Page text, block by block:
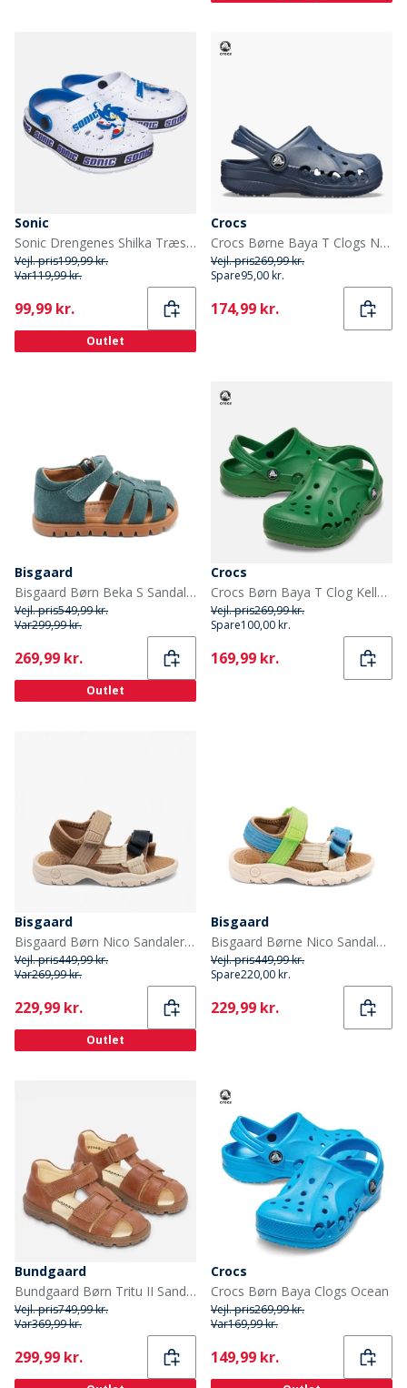
Sonic
Sonic Drengenes Shilka Træsko Hvid/Multi
Vejl. pris199,99 kr.
Var119,99 kr.
Current
99,99 kr.
Outlet
Crocs
Crocs Børne Baya T Clogs Navy
Vejl. pris269,99 kr.
Spare95,00 kr.
Current
174,99 kr.
Bisgaard
Bisgaard Børn Beka S Sandaler Sky
Vejl. pris549,99 kr.
Var299,99 kr.
Current
269,99 kr.
Outlet
Crocs
Crocs Børn Baya T Clog Kelly Green
Vejl. pris269,99 kr.
Spare100,00 kr.
Current
169,99 kr.
Bisgaard
Bisgaard Børn Nico Sandaler Natur
Vejl. pris449,99 kr.
Var269,99 kr.
Current
229,99 kr.
Outlet
Bisgaard
Bisgaard Børne Nico Sandaler Bright Green
Vejl. pris449,99 kr.
Spare220,00 kr.
Current
229,99 kr.
Bundgaard
Bundgaard Børn Tritu II Sandaler Tan Ws
Vejl. pris749,99 kr.
Var369,99 kr.
Current
299,99 kr.
Crocs
Crocs Børn Baya Clogs Ocean
Vejl. pris269,99 kr.
Var169,99 kr.
Current
149,99 kr.